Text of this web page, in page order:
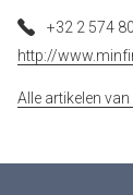
+32 2 574
http://
Alle artikelen